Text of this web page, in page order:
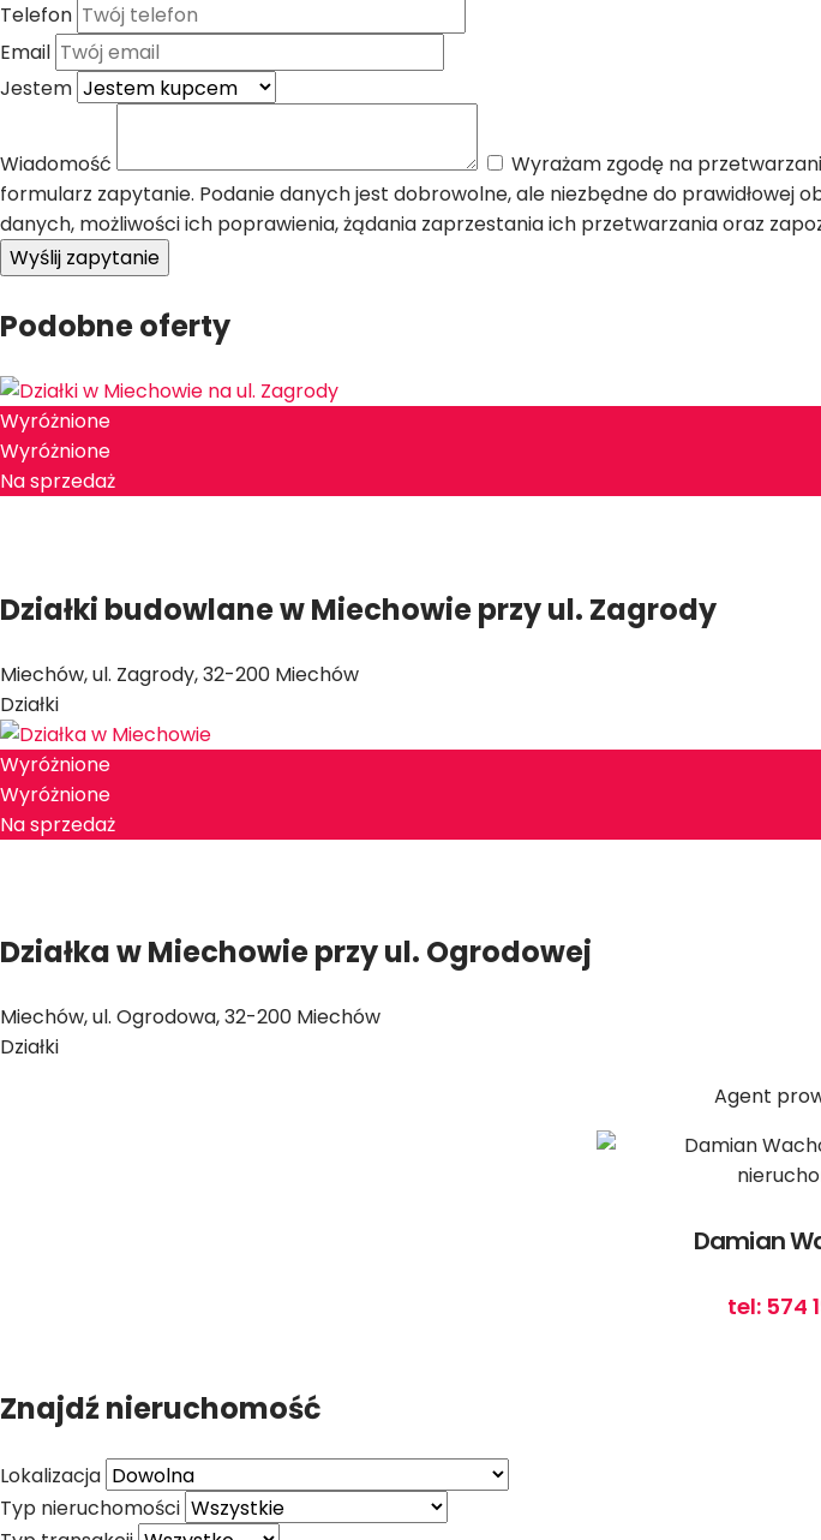
Telefon
Email
Jestem
Wiadomość
Wyrażam zgodę na
formularz zapytanie. Podanie danych jest dobrowolne, ale niezbędne do prawidłowej
danych, możliwości ich poprawienia, żądania zaprzestania ich przetwarzania oraz
Podobne oferty
Wyróżnione
Wyróżnione
Na sprzedaż
Działki budowlane w Miechowie przy ul. Zagrody
Miechów, ul. Zagrody, 32-200 Miechów
Działki
Wyróżnione
Wyróżnione
Na sprzedaż
Działka w Miechowie przy ul. Ogrodowej
Miechów, ul. Ogrodowa, 32-200 Miechów
Działki
Agent
Damian
tel: 574
Znajdź nieruchomość
Lokalizacja
Typ nieruchomości